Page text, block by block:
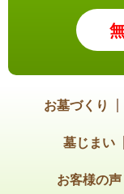
お墓づくり
墓じまい
お客様の声